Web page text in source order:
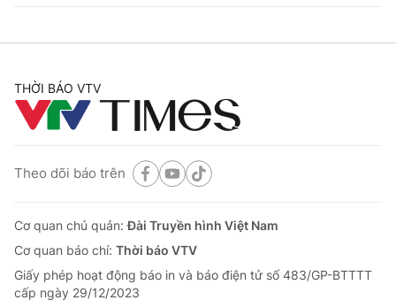
THỜI BÁO VTV
Theo dõi báo trên
Cơ quan chủ quản:Đài Truyền hình Việt Nam
Cơ quan báo chí: Thời báo VTV
Giấy phép hoạt động báo in và báo điện tử số 483/GP-BTTTT
cấp ngày 29/12/2023